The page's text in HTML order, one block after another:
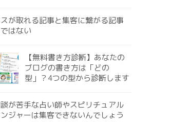
が取れる記事と集客に繋がる記事
はない
【無料書き方診断】あなたの
ブログの書き方は「どの
型」？4つの型から診断します
が苦手な占い師やスピリチュアル
ジャーは集客できないんでしょう